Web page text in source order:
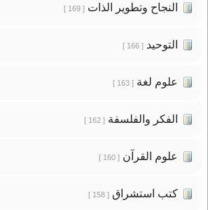
النجاح وتطوير الذات[ 169 ]
التوحيد[ 166 ]
علوم لغة[ 163 ]
الفكر والفلسفة[ 162 ]
علوم القرآن[ 160 ]
كتب استشراق[ 158 ]